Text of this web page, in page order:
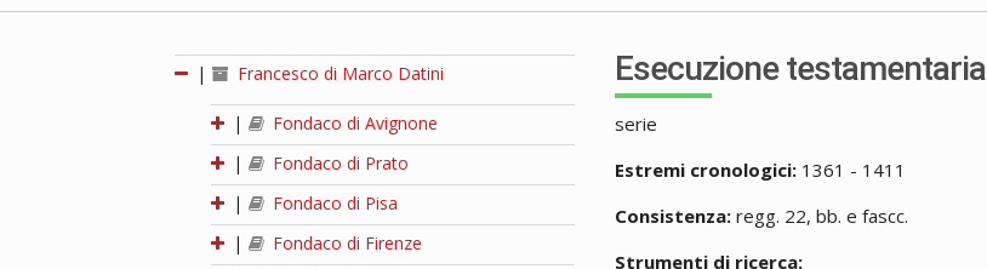
| Francesco di Marco Datini
|
Fondaco di Avignone
|
Fondaco di Prato
|
Fondaco di Pisa
|
Fondaco di Firenze
Esecuzione testamentaria
serie
Estremi cronologici: 1361 - 1411
Consistenza: regg. 22, bb. e fascc.
Strumenti di ricerca: